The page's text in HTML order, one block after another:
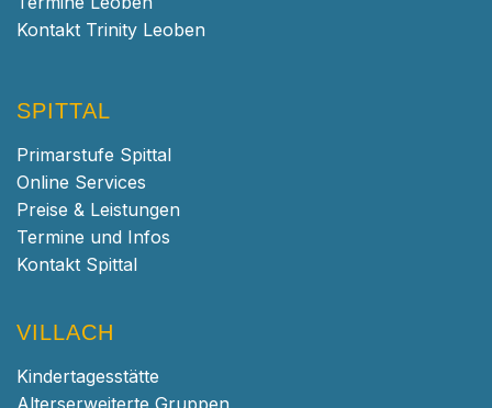
Kontakt Trinity Leoben
SPITTAL
Primarstufe Spittal
Online Services
Preise & Leistungen
Termine und Infos
Kontakt Spittal
VILLACH
Kindertagesstätte
Alterserweiterte Gruppen